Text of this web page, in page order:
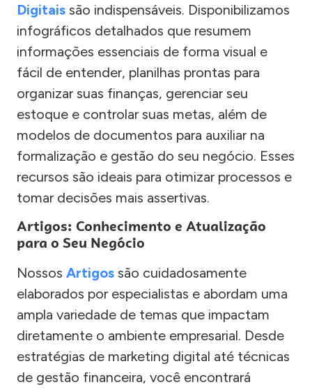
Digitais são indispensáveis. Disponibilizamos
infográficos detalhados que resumem
informações essenciais de forma visual e
fácil de entender, planilhas prontas para
organizar suas finanças, gerenciar seu
estoque e controlar suas metas, além de
modelos de documentos para auxiliar na
formalização e gestão do seu negócio. Esses
recursos são ideais para otimizar processos e
tomar decisões mais assertivas.
Artigos: Conhecimento e Atualização
para o Seu Negócio
Nossos Artigos são cuidadosamente
elaborados por especialistas e abordam uma
ampla variedade de temas que impactam
diretamente o ambiente empresarial. Desde
estratégias de marketing digital até técnicas
de gestão financeira, você encontrará